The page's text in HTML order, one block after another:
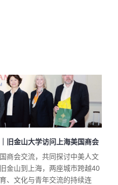
旧金山大学访问上海美国商会
商会交流，共同探讨中美人文
金山到上海，两座城市跨越40
、文化与青年交流的持续连